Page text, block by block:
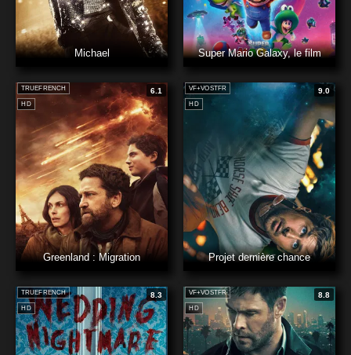
Michael Super Mario Galaxy, le film
HD
TRUEFRENCH 6.1
Greenland : Migration
HD
VF+VOSTFR 9.0
Projet dernière chance
HD
TRUEFRENCH 8.3
HD
VF+VOSTFR 8.8